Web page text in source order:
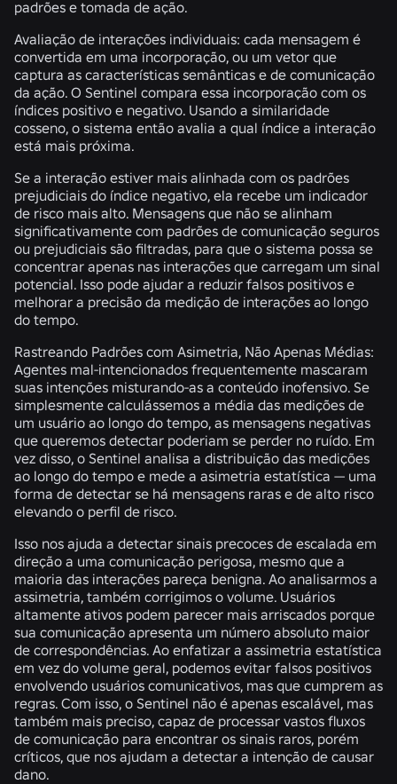
padrões e tomada de ação.
Avaliação de interações individuais: cada mensagem é
convertida em uma incorporação, ou um vetor que
captura as características semânticas e de comunicação
da ação. O Sentinel compara essa incorporação com os
índices positivo e negativo. Usando a similaridade
cosseno, o sistema então avalia a qual índice a interação
está mais próxima.
Se a interação estiver mais alinhada com os padrões
prejudiciais do índice negativo, ela recebe um indicador
de risco mais alto. Mensagens que não se alinham
significativamente com padrões de comunicação seguros
ou prejudiciais são filtradas, para que o sistema possa se
concentrar apenas nas interações que carregam um sinal
potencial. Isso pode ajudar a reduzir falsos positivos e
melhorar a precisão da medição de interações ao longo
do tempo.
Rastreando Padrões com Asimetria, Não Apenas Médias:
Agentes mal-intencionados frequentemente mascaram
suas intenções misturando-as a conteúdo inofensivo. Se
simplesmente calculássemos a média das medições de
um usuário ao longo do tempo, as mensagens negativas
que queremos detectar poderiam se perder no ruído. Em
vez disso, o Sentinel analisa a distribuição das medições
ao longo do tempo e mede a asimetria estatística — uma
forma de detectar se há mensagens raras e de alto risco
elevando o perfil de risco.
Isso nos ajuda a detectar sinais precoces de escalada em
direção a uma comunicação perigosa, mesmo que a
maioria das interações pareça benigna. Ao analisarmos a
assimetria, também corrigimos o volume. Usuários
altamente ativos podem parecer mais arriscados porque
sua comunicação apresenta um número absoluto maior
de correspondências. Ao enfatizar a assimetria estatística
em vez do volume geral, podemos evitar falsos positivos
envolvendo usuários comunicativos, mas que cumprem as
regras. Com isso, o Sentinel não é apenas escalável, mas
também mais preciso, capaz de processar vastos fluxos
de comunicação para encontrar os sinais raros, porém
críticos, que nos ajudam a detectar a intenção de causar
dano.